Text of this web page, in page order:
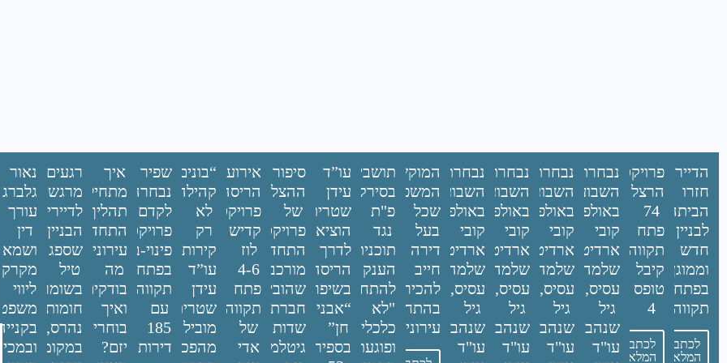
הדיירים
חזרו
הביתה
לבניין
חדש
וממוגן
בפתח
תקווה
לכתבה
המלאה
פרויקט
הרצל
74
פתח
תקווה
קיבל
טופס
4
לכתבה
המלאה
נבחרת
השבוע
באולפן:
קובי
ארדיטי,
שלמה
עסיס,
גיל
שנהב,
עו"ד
נבחרת
השבוע
באולפן:
קובי
ארדיטי,
שלמה
עסיס,
גיל
שנהב,
עו"ד
נבחרת
השבוע
באולפן:
קובי
ארדיטי,
שלמה
עסיס,
גיל
שנהב,
עו"ד
נבחרת
השבוע
באולפן:
קובי
ארדיטי,
שלמה
עסיס,
גיל
שנהב,
עו"ד
המוקשים
המשפטיים
שכל
בעל
דירה
חייב
להכיר
בהתחדשות
עירונית
תושבים
בסירקין
פ"ת
נגד
תוכנית
הענק
להתחדשות:
"לא
כלכלית
ופוגעת
עו”ד
עידן
שטרית
הוציא
לדרך
הריסה
בשיפר:
“אבני
חן”
בספיר
סיפור
ההצלחה
של
פרויקט
התחדשות
מורכב,
שהובילה
חברת
שדות
גיטלמן
אירוע
הריסה
פרויקט
קדיש
לוז
4-6
פתח
תקווה
של
אדי
“בונים
קהילה,
לא
רק
קירות”:
עו”ד
עידן
שטרית
מוביל
מהפכה
שפיר
נבחרה
לקדם
פרויקט
פינוי-בינוי
בפתח
תקווה
עם
185
דירות
איך
מתחילים
תהליך
התחדשות
עירונית,
מה
בודקים
ואיך
בוחרים
יזם?
רגעים
מרגשים
לדיירים:
הבניין
שספג
טיל
בשומר
חומות
נהרס,
במקומו
נאור
גלברג
עורך
דין
ושמאי
ליווי
משפטי